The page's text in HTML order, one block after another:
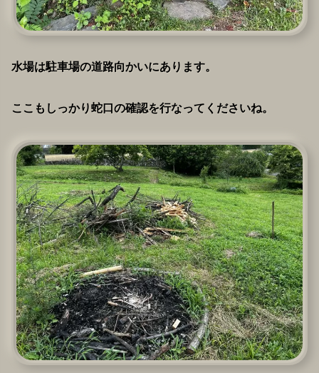
水場は駐車場の道路向かいにあります。
ここもしっかり蛇口の確認を行なってくださいね。